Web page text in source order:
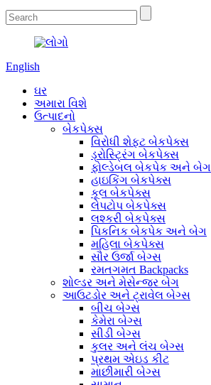
English
ઘર
અમારા વિશે
ઉત્પાદનો
બેકપેક્સ
વિરોધી શેફ્ટ બેકપેક્સ
ડ્રોસ્ટ્રિંગ બેકપેક્સ
ફોલ્ડેબલ બેકપેક અને બેગ
હાઇકિંગ બેકપેક્સ
કૂલ બેકપેક્સ
લેપટોપ બેકપેક્સ
લશ્કરી બેકપેક્સ
પિકનિક બેકપેક અને બેગ
મહિલા બેકપેક્સ
સૌર ઉર્જા બેગ્સ
રમતગમત Backpacks
શોલ્ડર અને મેસેન્જર બેગ
આઉટડોર અને ટ્રાવેલ બેગ્સ
બીચ બેગ્સ
કેમેરા બેગ્સ
સીડી બેગ્સ
કુલર અને લંચ બેગ્સ
પ્રથમ એઇડ કીટ
માછીમારી બેગ્સ